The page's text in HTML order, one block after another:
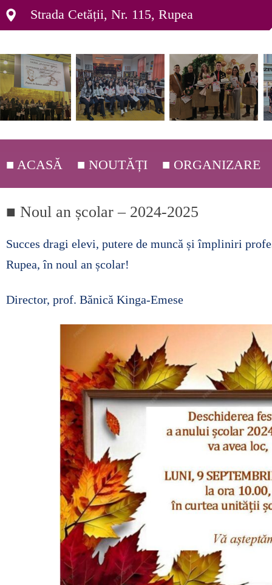
Strada Cetății, Nr. 115, Rupea
■ ACASĂ ■ NOUTĂȚI ■ ORGANIZARE
■ C.E.A.C. ▸
■ ORARE
■ Noul an școlar – 2024-2025
Succes dragi elevi, putere de muncă și împliniri
Rupea, în noul an școlar!
Director, prof. Bănică Kinga-Emese